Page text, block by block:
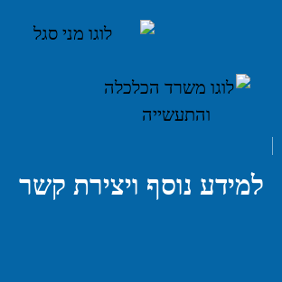
למידע נוסף ויצירת קשר